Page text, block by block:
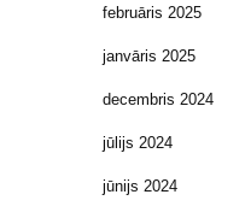
februāris 2025
janvāris 2025
decembris 2024
jūlijs 2024
jūnijs 2024